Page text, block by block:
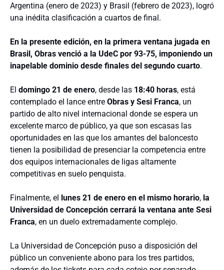
Argentina (enero de 2023) y Brasil (febrero de 2023), logró
una inédita clasificación a cuartos de final.
En la presente edición, en la primera ventana jugada en
Brasil, Obras venció a la UdeC por 93-75, imponiendo un
inapelable dominio desde finales del segundo cuarto.
El domingo 21 de enero, desde las 18:40 horas, está
contemplado el lance entre Obras y Sesi Franca, un
partido de alto nivel internacional donde se espera un
excelente marco de público, ya que son escasas las
oportunidades en las que los amantes del baloncesto
tienen la posibilidad de presenciar la competencia entre
dos equipos internacionales de ligas altamente
competitivas en suelo penquista.
Finalmente, el lunes 21 de enero en el mismo horario, la
Universidad de Concepción cerrará la ventana ante Sesi
Franca, en un duelo extremadamente complejo.
La Universidad de Concepción puso a disposición del
público un conveniente abono para los tres partidos,